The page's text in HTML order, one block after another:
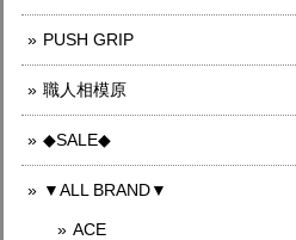
PUSH GRIP
職人相模原
◆SALE◆
▼ALL BRAND▼
ACE